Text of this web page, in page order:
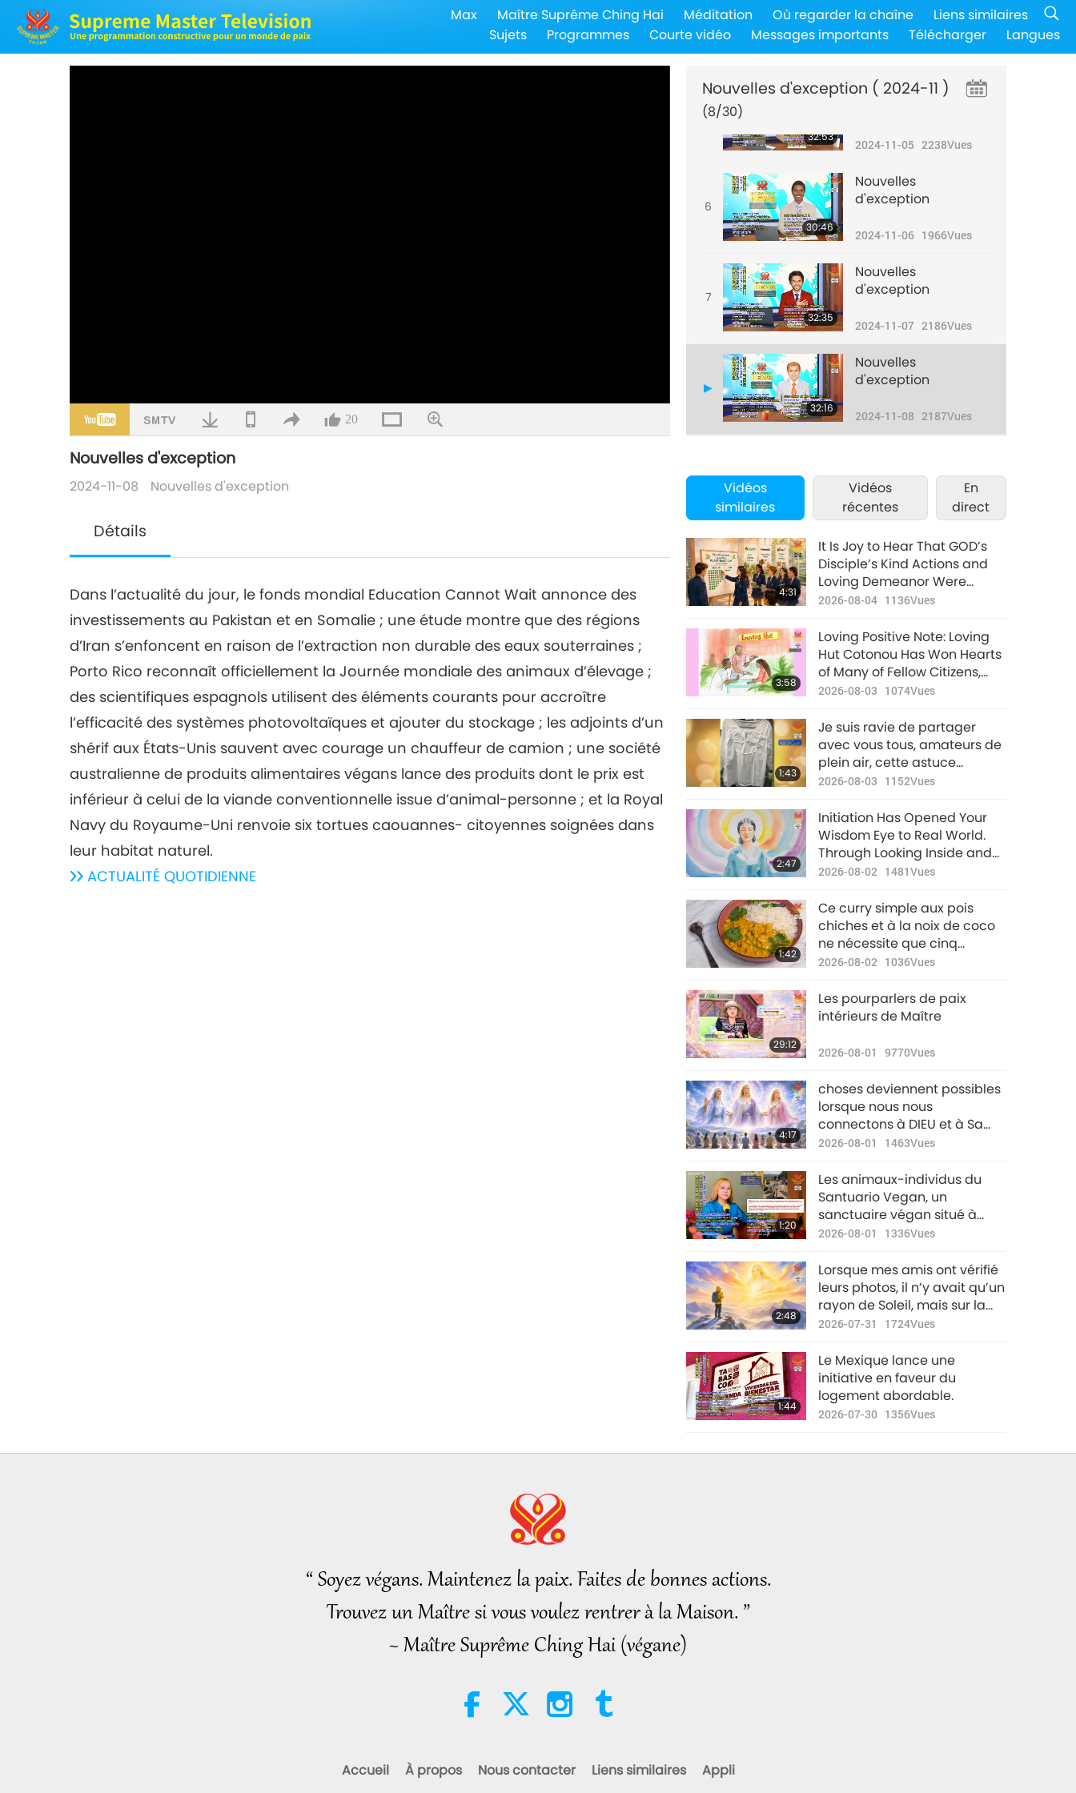
Max Maître Suprême Ching Hai Méditation Où regarder la chaîne
Liens similaires
Sujets
Programmes Courte vidéo Messages importants Télécharger Langues
20
Nouvelles d'exception
2024-11-08 Nouvelles d'exception
Détails
Dans l’actualité du jour, le fonds mondial Education Cannot Wait annonce des
investissements au Pakistan et en Somalie ; une étude montre que des régions
d’Iran s’enfoncent en raison de l’extraction non durable des eaux souterraines ;
Porto Rico reconnaît officiellement la Journée mondiale des animaux d’élevage ;
des scientifiques espagnols utilisent des éléments courants pour accroître
l’efficacité des systèmes photovoltaïques et ajouter du stockage ; les adjoints d’un
shérif aux États-Unis sauvent avec courage un chauffeur de camion ; une société
australienne de produits alimentaires végans lance des produits dont le prix est
inférieur à celui de la viande conventionnelle issue d’animal-personne ; et la Royal
Navy du Royaume-Uni renvoie six tortues caouannes- citoyennes soignées dans
leur habitat naturel.
ACTUALITÉ QUOTIDIENNE
Nouvelles d'exception ( 2024-11 )
(8/30)
4
d'exception
2024-11-042044Vues
5
32:53
Nouvelles
2024-11-05 2238Vues
6
30:46
Nouvelles
d'exception
2024-11-06 1966Vues
7
32:35
Nouvelles
d'exception
2024-11-07 2186Vues
32:16
Nouvelles
d'exception
2024-11-08 2187Vues
9
2024-11-09 Vues
10
31:33
Nouvelles
d'exception
2024-11-101990
11
32:58
Nouvelles
d'exception
2024-11-112285
12
32:48
Nouvelles
d'exception
2024-11-122244
13
33:28
Nouvelles
d'exception
2024-11-132065
14
31:40
Nouvelles
d'exception
2024-11-141965
15
Nouvelles
d'exception
2024-11-152128
16
33:17
Nouvelles
d'exception
2024-11-161934
17
33:51
Nouvelles
d'exception
2024-11-172846
18
34:08
Nouvelles
d'exception
2024-11-181944
19
29:11
Nouvelles
d'exception
2024-11-191880
Vidéos
similaires
Vidéos
récentes
En
direct
4:31
It Is Joy to Hear That GOD’s
Disciple’s Kind Actions and
Loving Demeanor Were
Appreciated by School
2026-08-04 1136Vues
3:58
Loving Positive Note: Loving
Hut Cotonou Has Won Hearts
of Many of Fellow Citizens,
and Many Have Become
2026-08-03 1074Vues
1:43
Je suis ravie de partager
avec vous tous, amateurs de
plein air, cette astuce
pratique de notre Bien-
Hai (végane) :
2026-08-03 1152Vues
2:47
Initiation Has Opened Your
Wisdom Eye to Real World.
Through Looking Inside and
Dedicated Quan Yin
Will Continue to Be Revealed
to You
2026-08-02 1481Vues
1:42
Ce curry simple aux pois
chiches et à la noix de coco
ne nécessite que cinq
ingrédients et peut être prêt
ingrédients incluent pâte (ou
poudre) de curry, pois
morceaux, crème de noix de
2026-08-02 1036Vues
29:12
Les pourparlers de paix
intérieurs de Maître
2026-08-01 9770Vues
4:17
choses deviennent possibles
lorsque nous nous
connectons à DIEU et à Sa
Sagesse qui jaillit sans cesse.
un combat lorsque nous ne
comptons que sur notre ego.
2026-08-01 1463Vues
1:20
Les animaux-individus du
Santuario Vegan, un
sanctuaire végan situé à
Cadalso de los Vidrios
prairies mercredi matin.
2026-08-01 1336Vues
2:48
Lorsque mes amis ont vérifié
leurs photos, il n’y avait qu’un
rayon de Soleil, mais sur la
mienne, Maître apparaissait
2026-07-31 1724Vues
1:44
Le Mexique lance une
initiative en faveur du
logement abordable.
2026-07-30 1356Vues
“ Soyez végans. Maintenez la paix. Faites de bonnes actions.
Trouvez un Maître si vous voulez rentrer à la Maison. ”
~ Maître Suprême Ching Hai (végane)
Accueil À propos Nous contacter Liens similaires Appli